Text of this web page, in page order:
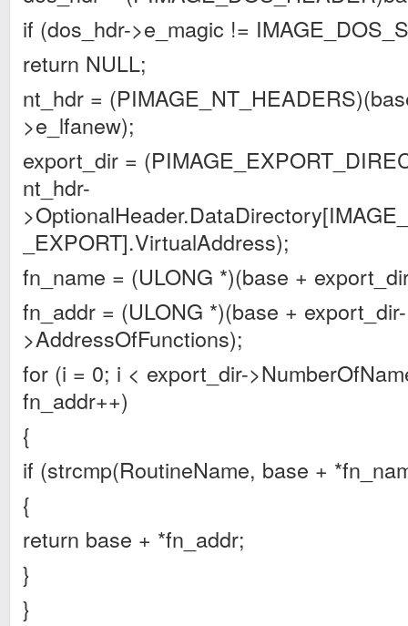
if (dos_hdr->e_magic !=
return NULL;
nt_hdr =
>e_lfanew);
export_dir =
nt_hdr-
_EXPORT].VirtualAddress);
fn_name = (ULONG *)(base +
fn_addr = (ULONG *)(base + export_dir-
>AddressOfFunctions);
for (i = 0; i < export_dir-
fn_addr++)
{
if (strcmp(RoutineName, base +
{
return base + *fn_addr;
}
}